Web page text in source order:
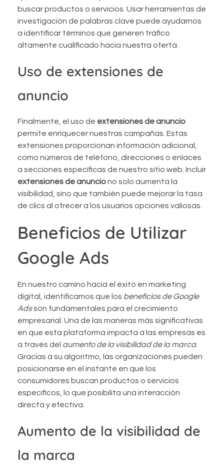
buscar productos o servicios. Usar herramientas de
investigación de palabras clave puede ayudarnos
a identificar términos que generen tráfico
altamente cualificado hacia nuestra oferta.
Uso de extensiones de
anuncio
Finalmente, el uso de extensiones de anuncio
permite enriquecer nuestras campañas. Estas
extensiones proporcionan información adicional,
como números de teléfono, direcciones o enlaces
a secciones específicas de nuestro sitio web. Incluir
extensiones de anunciono solo aumenta la
visibilidad, sino que también puede mejorar la tasa
de clics al ofrecer a los usuarios opciones valiosas.
Beneficios de Utilizar
Google Ads
En nuestro camino hacia el éxito en marketing
digital, identificamos que los beneficios de Google
Adsson fundamentales para el crecimiento
empresarial. Una de las maneras más significativas
en que esta plataforma impacta a las empresas es
a través del aumento de la visibilidad de la marca.
Gracias a su algoritmo, las organizaciones pueden
posicionarse en el instante en que los
consumidores buscan productos o servicios
específicos, lo que posibilita una interacción
directa y efectiva.
Aumento de la visibilidad de
la marca